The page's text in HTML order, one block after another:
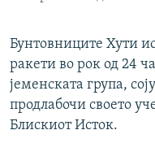
Бунтовниците Хути
ракети во рок од 24
јеменската група,
продлабочи своето
Блискиот Исток.